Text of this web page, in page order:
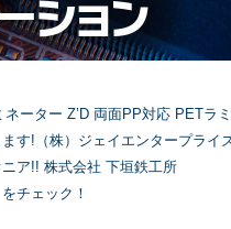
ーター Z’D 両面PP対応 PETラ
す!（株）ジェイエンタープライ
ア!! 株式会社 下垣鉄工所
チェック！